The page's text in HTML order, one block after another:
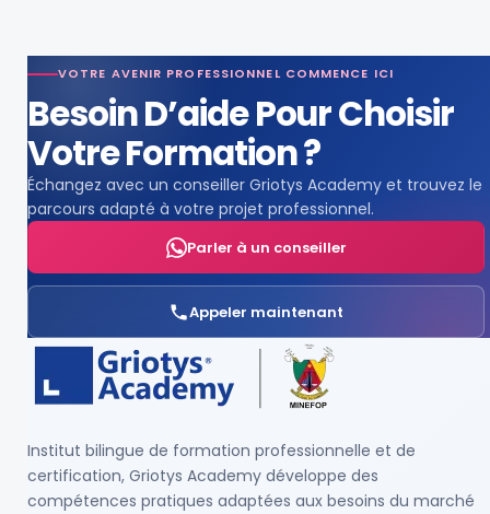
VOTRE AVENIR PROFESSIONNEL COMMENCE ICI
Besoin D’aide Pour Choisir
Votre Formation ?
Échangez avec un conseiller Griotys Academy et trouvez le
parcours adapté à votre projet professionnel.
Parler à un conseiller
Appeler maintenant
Institut bilingue de formation professionnelle et de
certification, Griotys Academy développe des
compétences pratiques adaptées aux besoins du marché